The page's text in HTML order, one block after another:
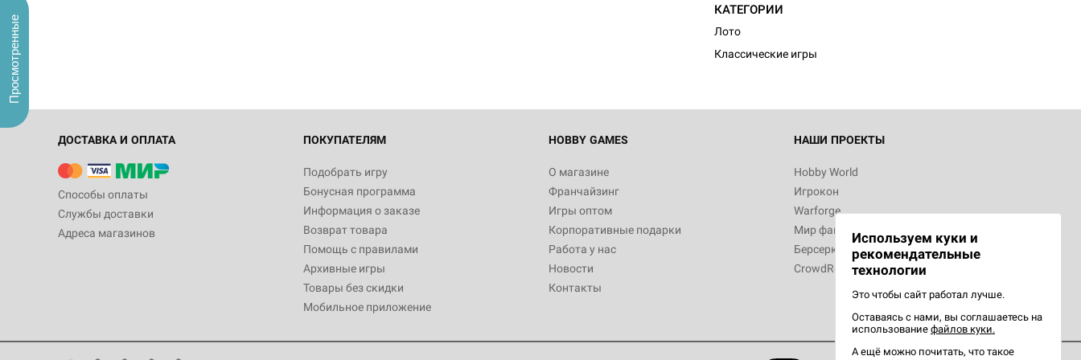
КАТЕГОРИИ
Лото
Классические игры
ДОСТАВКА И ОПЛАТА
Способы оплаты
Службы доставки
Адреса магазинов
ПОКУПАТЕЛЯМ
Подобрать игру
Бонусная программа
Информация о заказе
Возврат товара
Помощь с правилами
Архивные игры
Товары без скидки
Мобильное приложение
HOBBY GAMES
О магазине
Франчайзинг
Игры оптом
Корпоративные подарки
Работа у нас
Новости
Контакты
НАШИ ПРОЕКТЫ
Hobby World
Игрокон
Warforge
Мир фантастики
Берсерк
CrowdRepublic
Используем куки и
рекомендательные
технологии
Это чтобы сайт работал лучше.
Оставаясь с нами, вы соглашаетесь на
использование файлов куки.
А ещё можно почитать, что такое
Просмотренные
Белая смерть
12 990
Настольная игра Hobby World Ужас
3 490